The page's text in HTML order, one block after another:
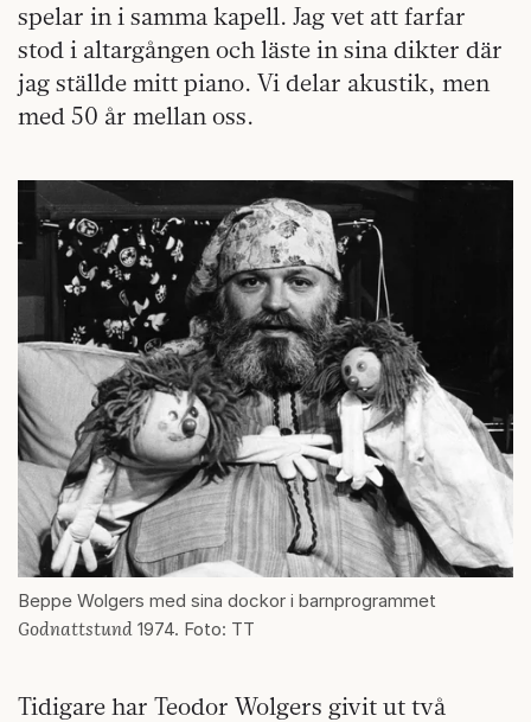
spelar in i samma kapell. Jag vet att farfar
stod i altargången och läste in sina dikter där
jag ställde mitt piano. Vi delar akustik, men
med 50 år mellan oss.
Beppe Wolgers med sina dockor i barnprogrammet
Godnattstund 1974. Foto: TT
Tidigare har Teodor Wolgers givit ut två